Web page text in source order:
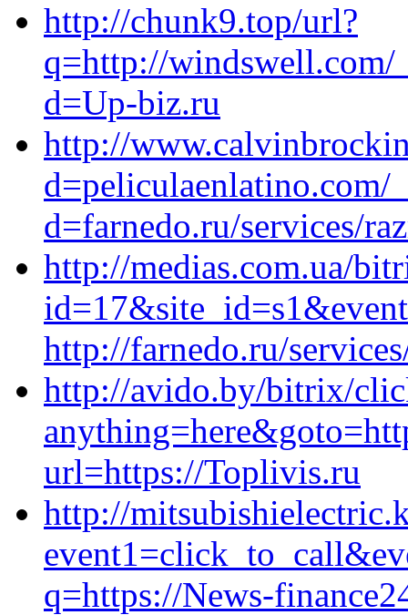
http://chunk9.top/url?
q=http://windswell.com/
d=Up-biz.ru
http://
d=peliculaenlatino.com/
d=farnedo.ru/services/
http://medias.com.ua/
http://farnedo.ru/
http://avido.by/bitrix/
url=https://Toplivis.ru
http://
q=https://News-